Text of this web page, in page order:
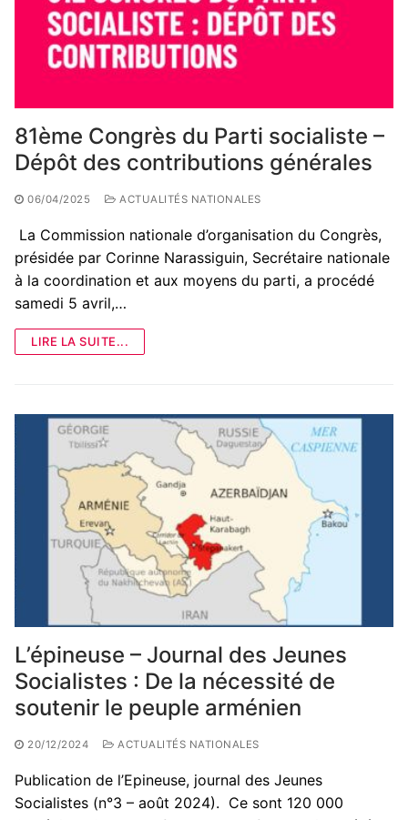
81ème Congrès du Parti socialiste –
Dépôt des contributions générales
06/04/2025 ACTUALITÉS NATIONALES
La Commission nationale d’organisation du Congrès,
présidée par Corinne Narassiguin, Secrétaire nationale
à la coordination et aux moyens du parti, a procédé
samedi 5 avril,…
LIRE LA SUITE...
L’épineuse – Journal des Jeunes
Socialistes : De la nécessité de
soutenir le peuple arménien
20/12/2024 ACTUALITÉS NATIONALES
Publication de l’Epineuse, journal des Jeunes
Socialistes (n°3 – août 2024). Ce sont 120 000